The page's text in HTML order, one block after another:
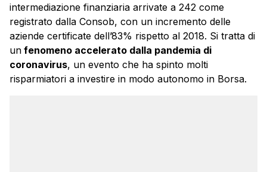
intermediazione finanziaria arrivate a 242 come
registrato dalla Consob, con un incremento delle
aziende certificate dell’83% rispetto al 2018. Si tratta di
un fenomeno accelerato dalla pandemia di
coronavirus, un evento che ha spinto molti
risparmiatori a investire in modo autonomo in Borsa.